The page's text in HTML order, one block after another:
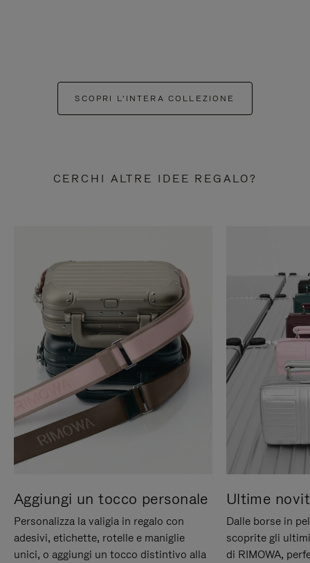
SCOPRI L'INTERA COLLEZIONE
CERCHI ALTRE IDEE REGALO?
Aggiungi un tocco personale
Personalizza la valigia in regalo con
adesivi, etichette, rotelle e maniglie
unici, o aggiungi un tocco distintivo alla
Ultime
Dalle borse in
scoprite gli
di RIMOWA,